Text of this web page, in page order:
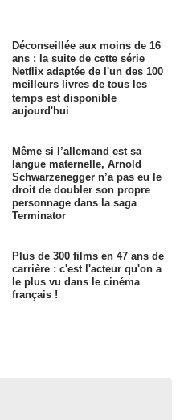
Déconseillée aux moins de 16
ans : la suite de cette série
Netflix adaptée de l'un des 100
meilleurs livres de tous les
temps est disponible
aujourd'hui
Même si l’allemand est sa
langue maternelle, Arnold
Schwarzenegger n’a pas eu le
droit de doubler son propre
personnage dans la saga
Terminator
Plus de 300 films en 47 ans de
carrière : c'est l'acteur qu'on a
le plus vu dans le cinéma
français !